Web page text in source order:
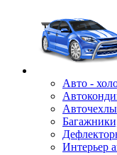
Авто -
Авточехлы
Интерьер